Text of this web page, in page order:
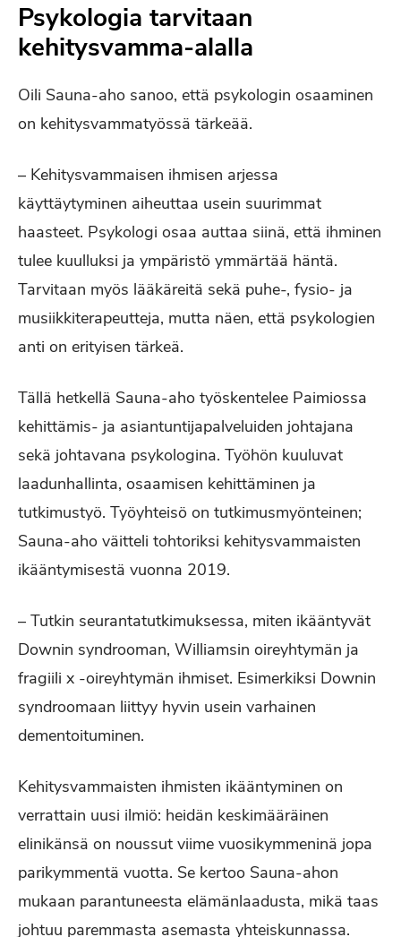
Psykologia tarvitaan
kehitysvamma-alalla
Oili Sauna-aho sanoo, että psykologin osaaminen
on kehitysvammatyössä tärkeää.
– Kehitysvammaisen ihmisen arjessa
käyttäytyminen aiheuttaa usein suurimmat
haasteet. Psykologi osaa auttaa siinä, että ihminen
tulee kuulluksi ja ympäristö ymmärtää häntä.
Tarvitaan myös lääkäreitä sekä puhe-, fysio- ja
musiikkiterapeutteja, mutta näen, että psykologien
anti on erityisen tärkeä.
Tällä hetkellä Sauna-aho työskentelee Paimiossa
kehittämis- ja asiantuntijapalveluiden johtajana
sekä johtavana psykologina. Työhön kuuluvat
laadunhallinta, osaamisen kehittäminen ja
tutkimustyö. Työyhteisö on tutkimusmyönteinen;
Sauna-aho väitteli tohtoriksi kehitysvammaisten
ikääntymisestä vuonna 2019.
– Tutkin seurantatutkimuksessa, miten ikääntyvät
Downin syndrooman, Williamsin oireyhtymän ja
fragiili x -oireyhtymän ihmiset. Esimerkiksi Downin
syndroomaan liittyy hyvin usein varhainen
dementoituminen.
Kehitysvammaisten ihmisten ikääntyminen on
verrattain uusi ilmiö: heidän keskimääräinen
elinikänsä on noussut viime vuosikymmeninä jopa
parikymmentä vuotta. Se kertoo Sauna-ahon
mukaan parantuneesta elämänlaadusta, mikä taas
johtuu paremmasta asemasta yhteiskunnassa.